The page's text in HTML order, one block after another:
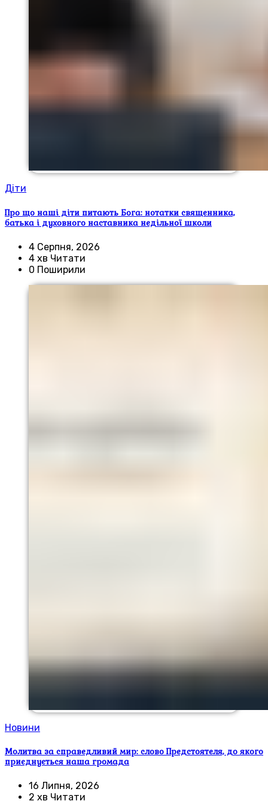
Діти
Про що наші діти питають Бога: нотатки священника,
батька і духовного наставника недільної школи
4 Серпня, 2026
4 хв Читати
0 Поширили
Новини
Молитва за справедливий мир: слово Предстоятеля, до якого
приєднується наша громада
16 Липня, 2026
2 хв Читати